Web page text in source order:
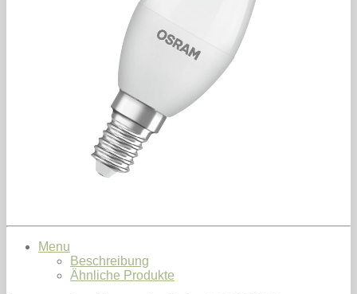
Menu
Beschreibung
Ähnliche Produkte